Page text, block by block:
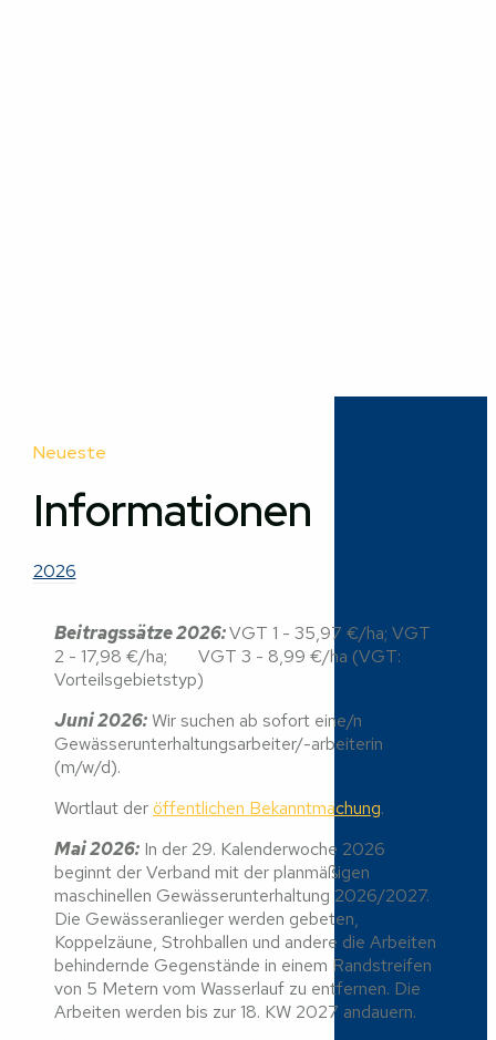
Neueste
Informationen
2026
Beitragssätze 2026:VGT 1 - 35,97 €/ha; VGT
2 - 17,98 €/ha; VGT 3 - 8,99 €/ha (VGT:
Vorteilsgebietstyp)
Juni 2026:Wir suchen ab sofort eine/n
Gewässerunterhaltungsarbeiter/-arbeiterin
(m/w/d).
Wortlaut deröffentlichen Bekanntmachung.
Mai 2026: In der 29. Kalenderwoche 2026
beginnt der Verband mit der planmäßigen
maschinellen Gewässerunterhaltung 2026/2027.
Die Gewässeranlieger werden gebeten,
Koppelzäune, Strohballen und andere die Arbeiten
behindernde Gegenstände in einem Randstreifen
von 5 Metern vom Wasserlauf zu entfernen. Die
Arbeiten werden bis zur 18. KW 2027 andauern.